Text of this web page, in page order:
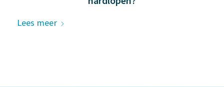
Lees meer